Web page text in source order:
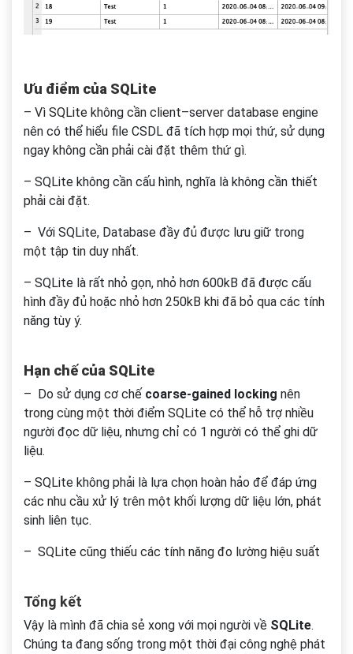
Ưu điểm của SQLite
– Vì SQLite không cần client–server database engine
nên có thể hiểu file CSDL đã tích hợp mọi thứ, sử dụng
ngay không cần phải cài đặt thêm thứ gì.
– SQLite không cần cấu hình, nghĩa là không cần thiết
phải cài đặt.
– Với SQLite, Database đầy đủ được lưu giữ trong
một tập tin duy nhất.
– SQLite là rất nhỏ gọn, nhỏ hơn 600kB đã được cấu
hình đầy đủ hoặc nhỏ hơn 250kB khi đã bỏ qua các tính
năng tùy ý.
Hạn chế của SQLite
– Do sử dụng cơ chế coarse-gained locking nên
trong cùng một thời điểm SQLite có thể hỗ trợ nhiều
người đọc dữ liệu, nhưng chỉ có 1 người có thể ghi dữ
liệu.
– SQLite không phải là lựa chọn hoàn hảo để đáp ứng
các nhu cầu xử lý trên một khối lượng dữ liệu lớn, phát
sinh liên tục.
– SQLite cũng thiếu các tính năng đo lường hiệu suất
Tổng kết
Vậy là mình đã chia sẻ xong với mọi người về SQLite.
Chúng ta đang sống trong một thời đại công nghệ phát